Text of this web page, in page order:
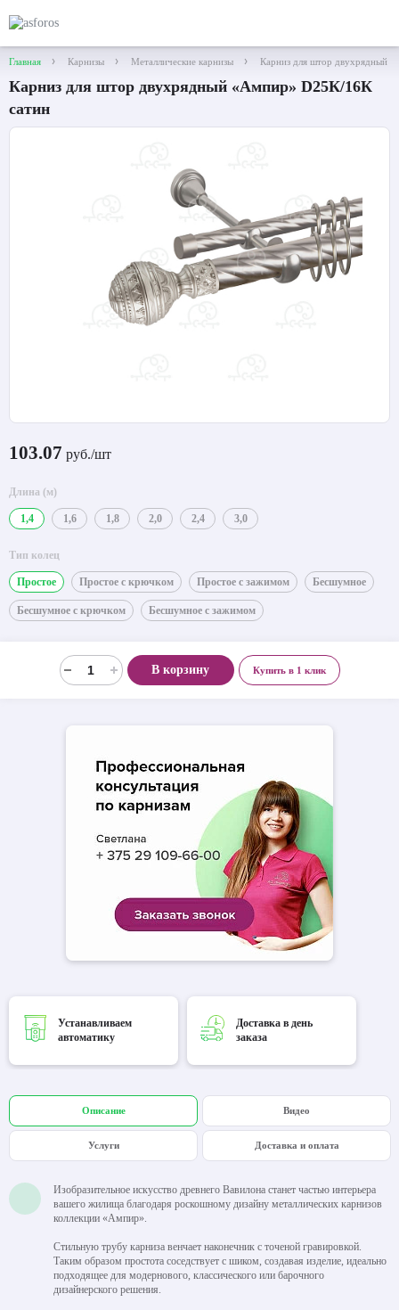
Главная Карнизы Металлические карнизы Карниз для штор двухрядный
Карниз для штор двухрядный «Ампир» D25К/16К
сатин
103.07 руб./шт
Длина (м)
1,4 1,6 1,8 2,0 2,4 3,0
Тип колец
Простое Простое с крючком Простое с зажимом Бесшумное
Бесшумное с крючком Бесшумное с зажимом
В корзину Купить в 1 клик
Устанавливаем
автоматику
Доставка в день
заказа
Описание Видео
Услуги Доставка и оплата
Изобразительное искусство древнего Вавилона станет частью интерьера
вашего жилища благодаря роскошному дизайну металлических карнизов
коллекции «Ампир».
Стильную трубу карниза венчает наконечник с точеной гравировкой.
Таким образом простота соседствует с шиком, создавая изделие, идеально
подходящее для модернового, классического или барочного
дизайнерского решения.